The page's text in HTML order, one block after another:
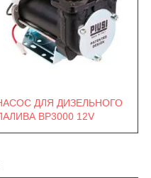
ДЛЯ ДИЗЕЛЬНОГО
BP3000 12V